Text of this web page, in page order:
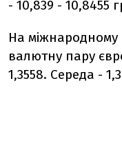
- 10,839 - 10,8455
На
валютну пару
1,3558. Середа -